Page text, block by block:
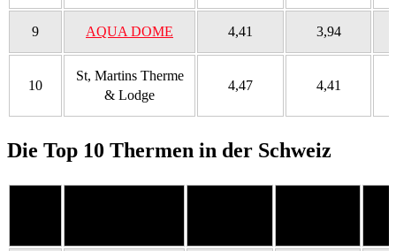
9 AQUA DOME 4,41 3,94
10
St, Martins Therme
& Lodge
4,47 4,41
Die Top 10 Thermen in der Schweiz